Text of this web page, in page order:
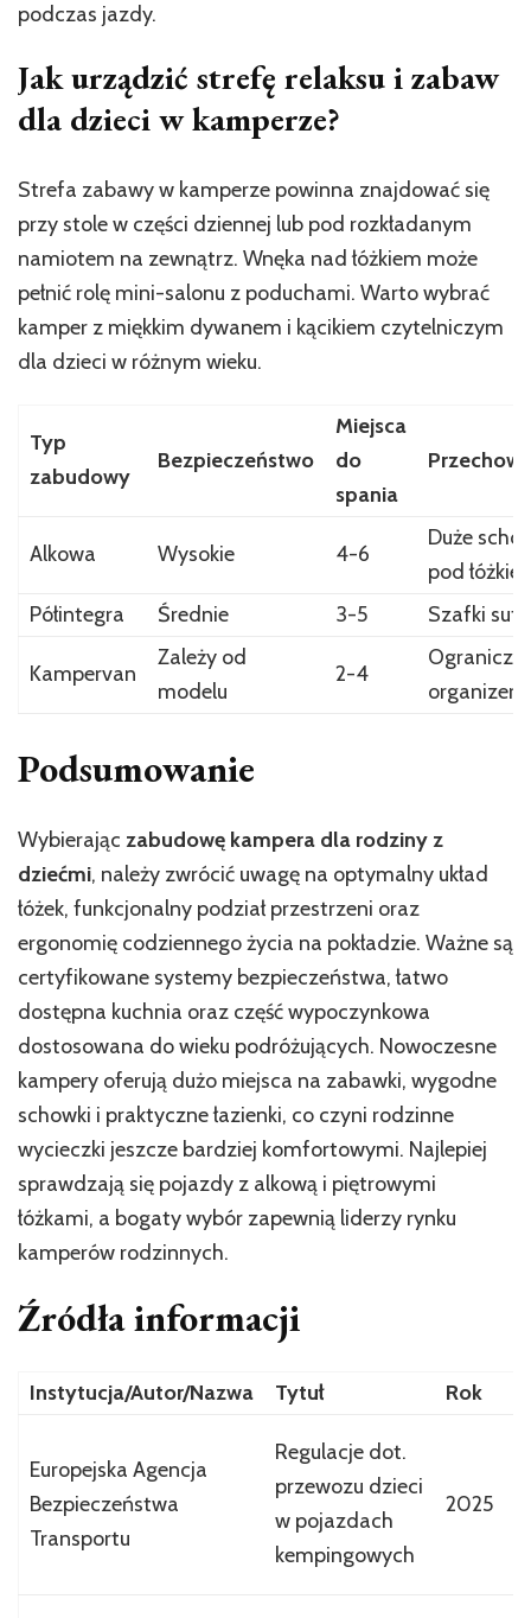
podczas jazdy.
Jak urządzić strefę relaksu i zabaw
dla dzieci w kamperze?
Strefa zabawy w kamperze powinna znajdować się
przy stole w części dziennej lub pod rozkładanym
namiotem na zewnątrz. Wnęka nad łóżkiem może
pełnić rolę mini-salonu z poduchami. Warto wybrać
kamper z miękkim dywanem i kącikiem czytelniczym
dla dzieci w różnym wieku.
Typ
zabudowy
Bezpieczeństwo
Miejsca
do
spania
Alkowa Wysokie 4-6
Duże
pod
Półintegra
Średnie 3-5 Szafki
Kampervan
Zależy od
modelu
2-4
organizery
Podsumowanie
Wybierając zabudowę kampera dla rodziny z
dziećmi, należy zwrócić uwagę na optymalny układ
łóżek, funkcjonalny podział przestrzeni oraz
ergonomię codziennego życia na pokładzie. Ważne są
certyfikowane systemy bezpieczeństwa, łatwo
dostępna kuchnia oraz część wypoczynkowa
dostosowana do wieku podróżujących. Nowoczesne
kampery oferują dużo miejsca na zabawki, wygodne
schowki i praktyczne łazienki, co czyni rodzinne
wycieczki jeszcze bardziej komfortowymi. Najlepiej
sprawdzają się pojazdy z alkową i piętrowymi
łóżkami, a bogaty wybór zapewnią liderzy rynku
kamperów rodzinnych.
Źródła informacji
Instytucja/Autor/Nazwa Tytuł Rok
Europejska Agencja
Bezpieczeństwa
Transportu
Regulacje dot.
przewozu dzieci
w pojazdach
kempingowych
2025